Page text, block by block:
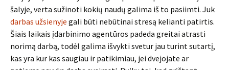
šalyje, verta sužinoti kokių naudų galima iš to pasiimti. Juk
darbas užsienyje gali būti nebūtinai stresą kelianti patirtis.
Šiais laikais įdarbinimo agentūros padeda greitai atrasti
norimą darbą, todėl galima išvykti svetur jau turint sutartį,
kas yra kur kas saugiau ir patikimiau, jei dvejojate ar